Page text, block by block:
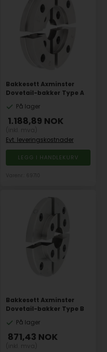
Bakkesett Axminster
Dovetail-bakker Type A
På lager
1.188,89 NOK
Evt. leveringskostnader
Bakkesett Axminster
Dovetail-bakker Type B
På lager
871,43 NOK